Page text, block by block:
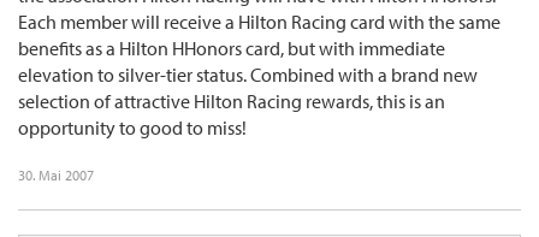
Each member will receive a Hilton Racing card with the same
benefits as a Hilton HHonors card, but with immediate
elevation to silver-tier status. Combined with a brand new
selection of attractive Hilton Racing rewards, this is an
opportunity to good to miss!
30. Mai 2007